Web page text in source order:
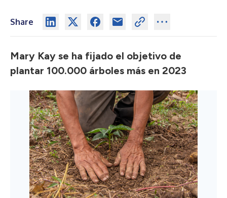
Share
Mary Kay se ha fijado el objetivo de
plantar 100.000 árboles más en 2023